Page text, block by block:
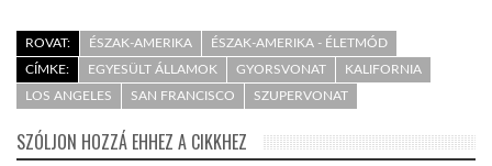
ROVAT: ÉSZAK-AMERIKA
ÉSZAK-AMERIKA - ÉLETMÓD
CÍMKE:
EGYESÜLT ÁLLAMOK GYORSVONAT
KALIFORNIA
LOS ANGELES
SAN FRANCISCO SZUPERVONAT
SZÓLJON HOZZÁ EHHEZ A CIKKHEZ